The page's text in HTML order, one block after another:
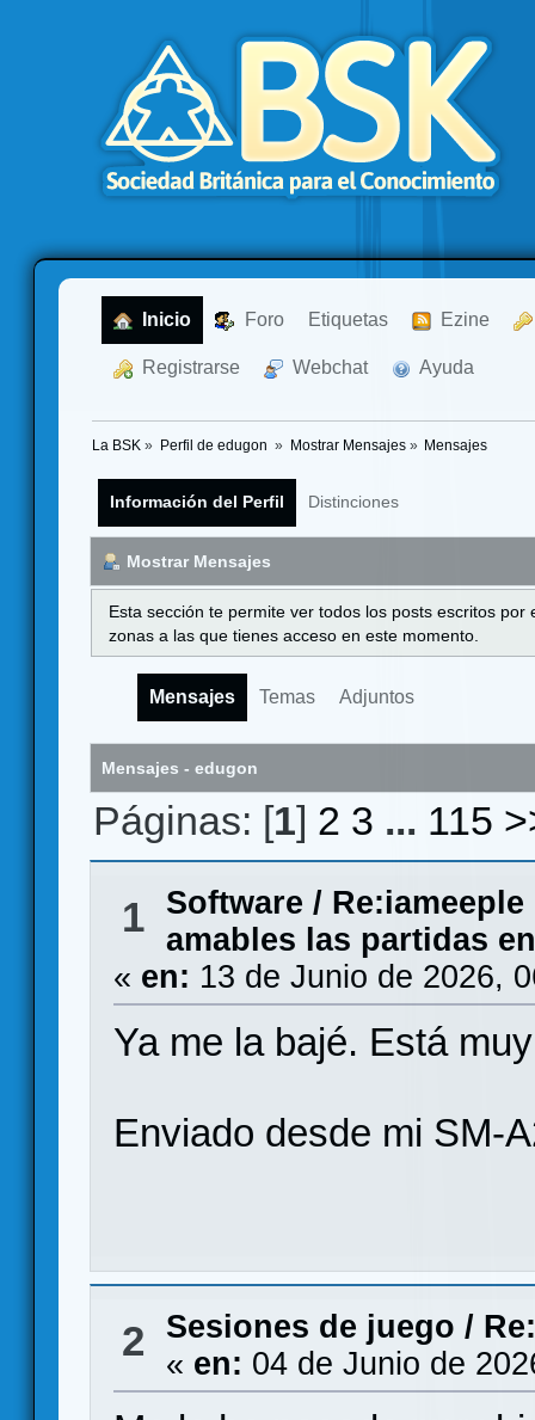
Inicio Foro Etiquetas Ezine
Registrarse Webchat Ayuda
La BSK » Perfil de edugon » Mostrar Mensajes» Mensajes
Información del Perfil Distinciones
Mostrar Mensajes
Esta sección te permite ver todos los posts escritos
zonas a las que tienes acceso en este momento.
Mensajes Temas Adjuntos
Mensajes - edugon
Páginas: [1] 2 3 ... 115
1 Software /
amables las partidas
« en: 13 de Junio de 2026,
Ya me la bajé. Está
Enviado desde mi SM-
2 Sesiones de juego /
« en: 04 de Junio de